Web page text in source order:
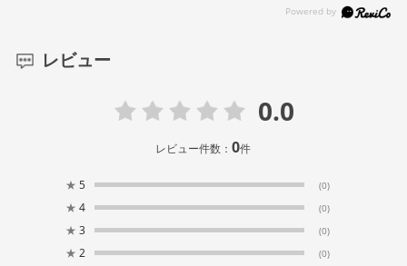
レビュー
0.0
レビュー件数：0件
★ 5 (0)
★ 4 (0)
★ 3 (0)
★ 2 (0)